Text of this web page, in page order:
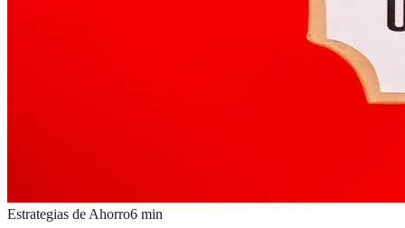
Estrategias de Ahorro6 min